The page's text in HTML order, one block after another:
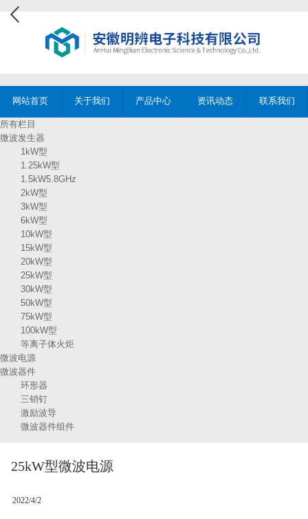
网站首页 关于我们 产品中心 资讯动态 联系我们
所有栏目
微波发生器
1kW型
1.25kW型
1.5kW5.8GHz
2kW型
3kW型
6kW型
10kW型
15kW型
20kW型
25kW型
30kW型
50kW型
75kW型
100kW型
等离子体火炬
微波电源
微波器件
环形器
三销钉
激励波导
微波器件组件
25kW型微波电源
2022/4/2